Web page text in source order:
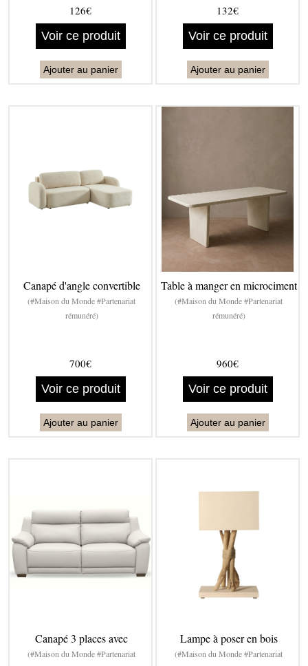
126€
Voir ce produit
Ajouter au panier
132€
Voir ce produit
Ajouter au panier
Canapé d'angle convertible
(#Maison du Monde #Partenariat
rémunéré)
700€
Voir ce produit
Ajouter au panier
Table à manger en microciment
(#Maison du Monde #Partenariat
rémunéré)
960€
Voir ce produit
Ajouter au panier
Canapé 3 places avec
(#Maison du Monde #Partenariat
Lampe à poser en bois
(#Maison du Monde #Partenariat